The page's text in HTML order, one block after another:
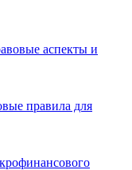
аспекты и
правила для